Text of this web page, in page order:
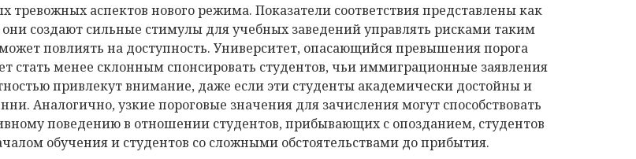
тревожных аспектов нового режима. Показатели соответствия представлены как
создают сильные стимулы для учебных заведений управлять рисками таким
повлиять на доступность. Университет, опасающийся превышения порога
стать менее склонным спонсировать студентов, чьи иммиграционные заявления
привлекут внимание, даже если эти студенты академически достойны и
Аналогично, узкие пороговые значения для зачисления могут способствовать
поведению в отношении студентов, прибывающих с опозданием, студентов
обучения и студентов со сложными обстоятельствами до прибытия.